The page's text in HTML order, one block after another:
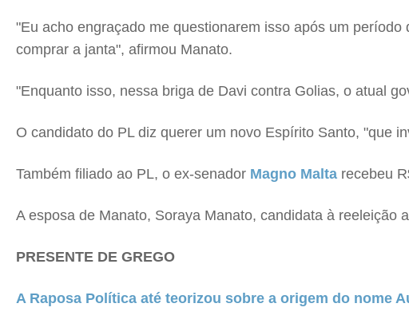
"Eu acho engraçado me questionarem isso após um
comprar a janta", afirmou Manato.
"Enquanto isso, nessa briga de Davi contra Golias, o atual
O candidato do PL diz querer um novo Espírito Santo, "que
Também filiado ao PL, o ex-senador Magno Malta recebeu
A esposa de Manato, Soraya Manato, candidata à
PRESENTE DE GREGO
A Raposa Política até teorizou sobre a origem do nome